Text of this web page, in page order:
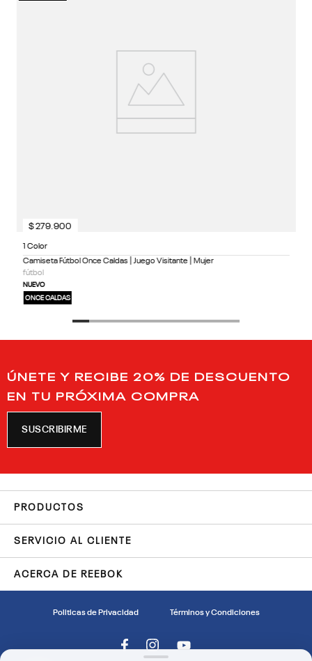
1 Color
Camiseta Fútbol Once Caldas | Juego Visitante | Mujer
fútbol
NUEVO
ONCE CALDAS
$279.900
ÚNETE Y RECIBE 20% DE DESCUENTO
EN TU PRÓXIMA COMPRA
SUSCRIBIRME
PRODUCTOS
SERVICIO AL CLIENTE
ACERCA DE REEBOK
Politicas de Privacidad Términos y Condiciones